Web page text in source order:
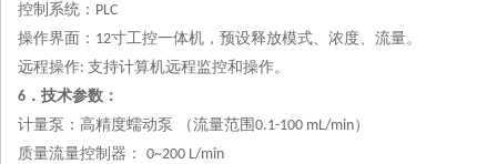
控制系统： PLC
操作界面： 12寸工控一体机，预设释放模式、浓度、流量。
远程操作: 支持计算机远程监控和操作。
6 ．技术参数：
计量泵：高精度蠕动泵
（流量范围 0.1-100 mL/min）
质量流量控制器：
0~200 L/min